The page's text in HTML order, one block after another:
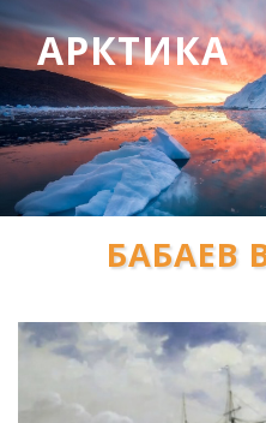
АРКТИКА
БАБАЕВ